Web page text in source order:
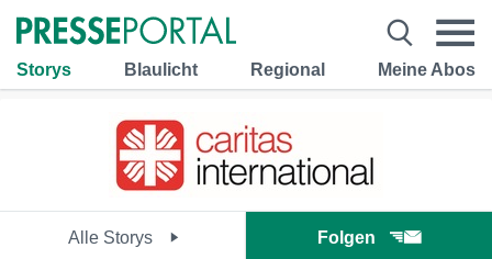
Storys Blaulicht Regional Meine Abos
Alle Storys Folgen